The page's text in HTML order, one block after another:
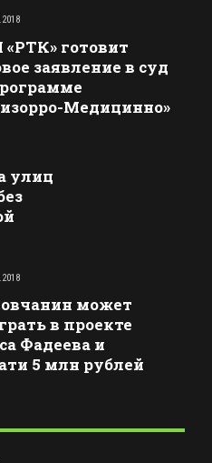
готовит
заявление в суд
Медицинно»
улиц
может
в проекте
Фадеева и
5 млн рублей